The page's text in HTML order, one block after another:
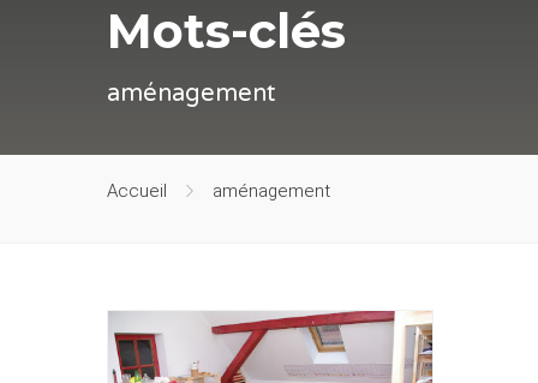
Mots-clés
aménagement
Accueil aménagement